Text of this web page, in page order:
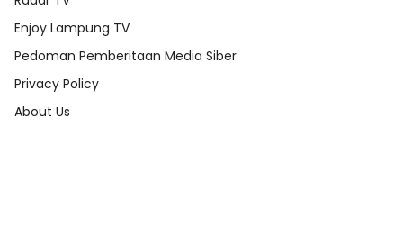
Enjoy Lampung TV
Pedoman Pemberitaan Media Siber
Privacy Policy
About Us